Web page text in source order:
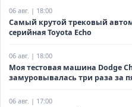
06 авг. | 18:00
Самый крутой трековый
серийная Toyota Echo
06 авг. | 18:00
Моя тестовая машина Dodge
замуровывалась три раза за
06 авг. | 17:00